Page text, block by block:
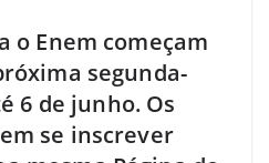
o Enem começam
segunda-
6 de junho. Os
se inscrever